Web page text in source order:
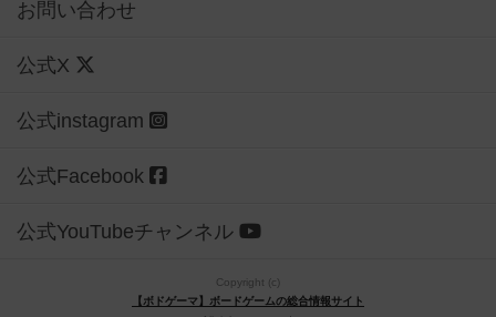
お問い合わせ
公式X
公式instagram
公式Facebook
公式YouTubeチャンネル
Copyright (c)
【ボドゲーマ】ボードゲームの総合情報サイト